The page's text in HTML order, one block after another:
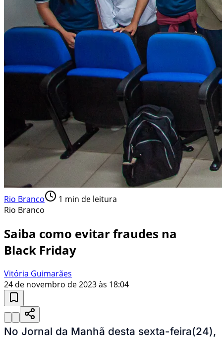
Rio Branco 1 min de leitura
Rio Branco
Saiba como evitar fraudes na
Black Friday
Vitória Guimarães
24 de novembro de 2023 às 18:04
No Jornal da Manhã desta sexta-feira(24),